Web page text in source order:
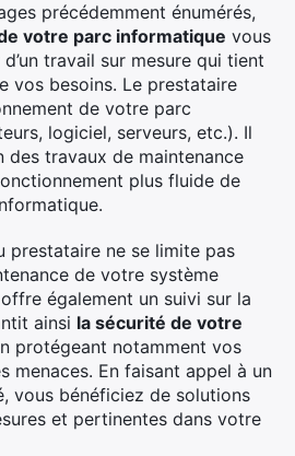
précédemment énumérés,
votre parc informatique vous
travail sur mesure qui tient
vos besoins. Le prestataire
de votre parc
logiciel, serveurs, etc.). Il
travaux de maintenance
plus fluide de
prestataire ne se limite pas
de votre système
également un suivi sur la
ainsi la sécurité de votre
protégeant notamment vos
menaces. En faisant appel à un
vous bénéficiez de solutions
et pertinentes dans votre